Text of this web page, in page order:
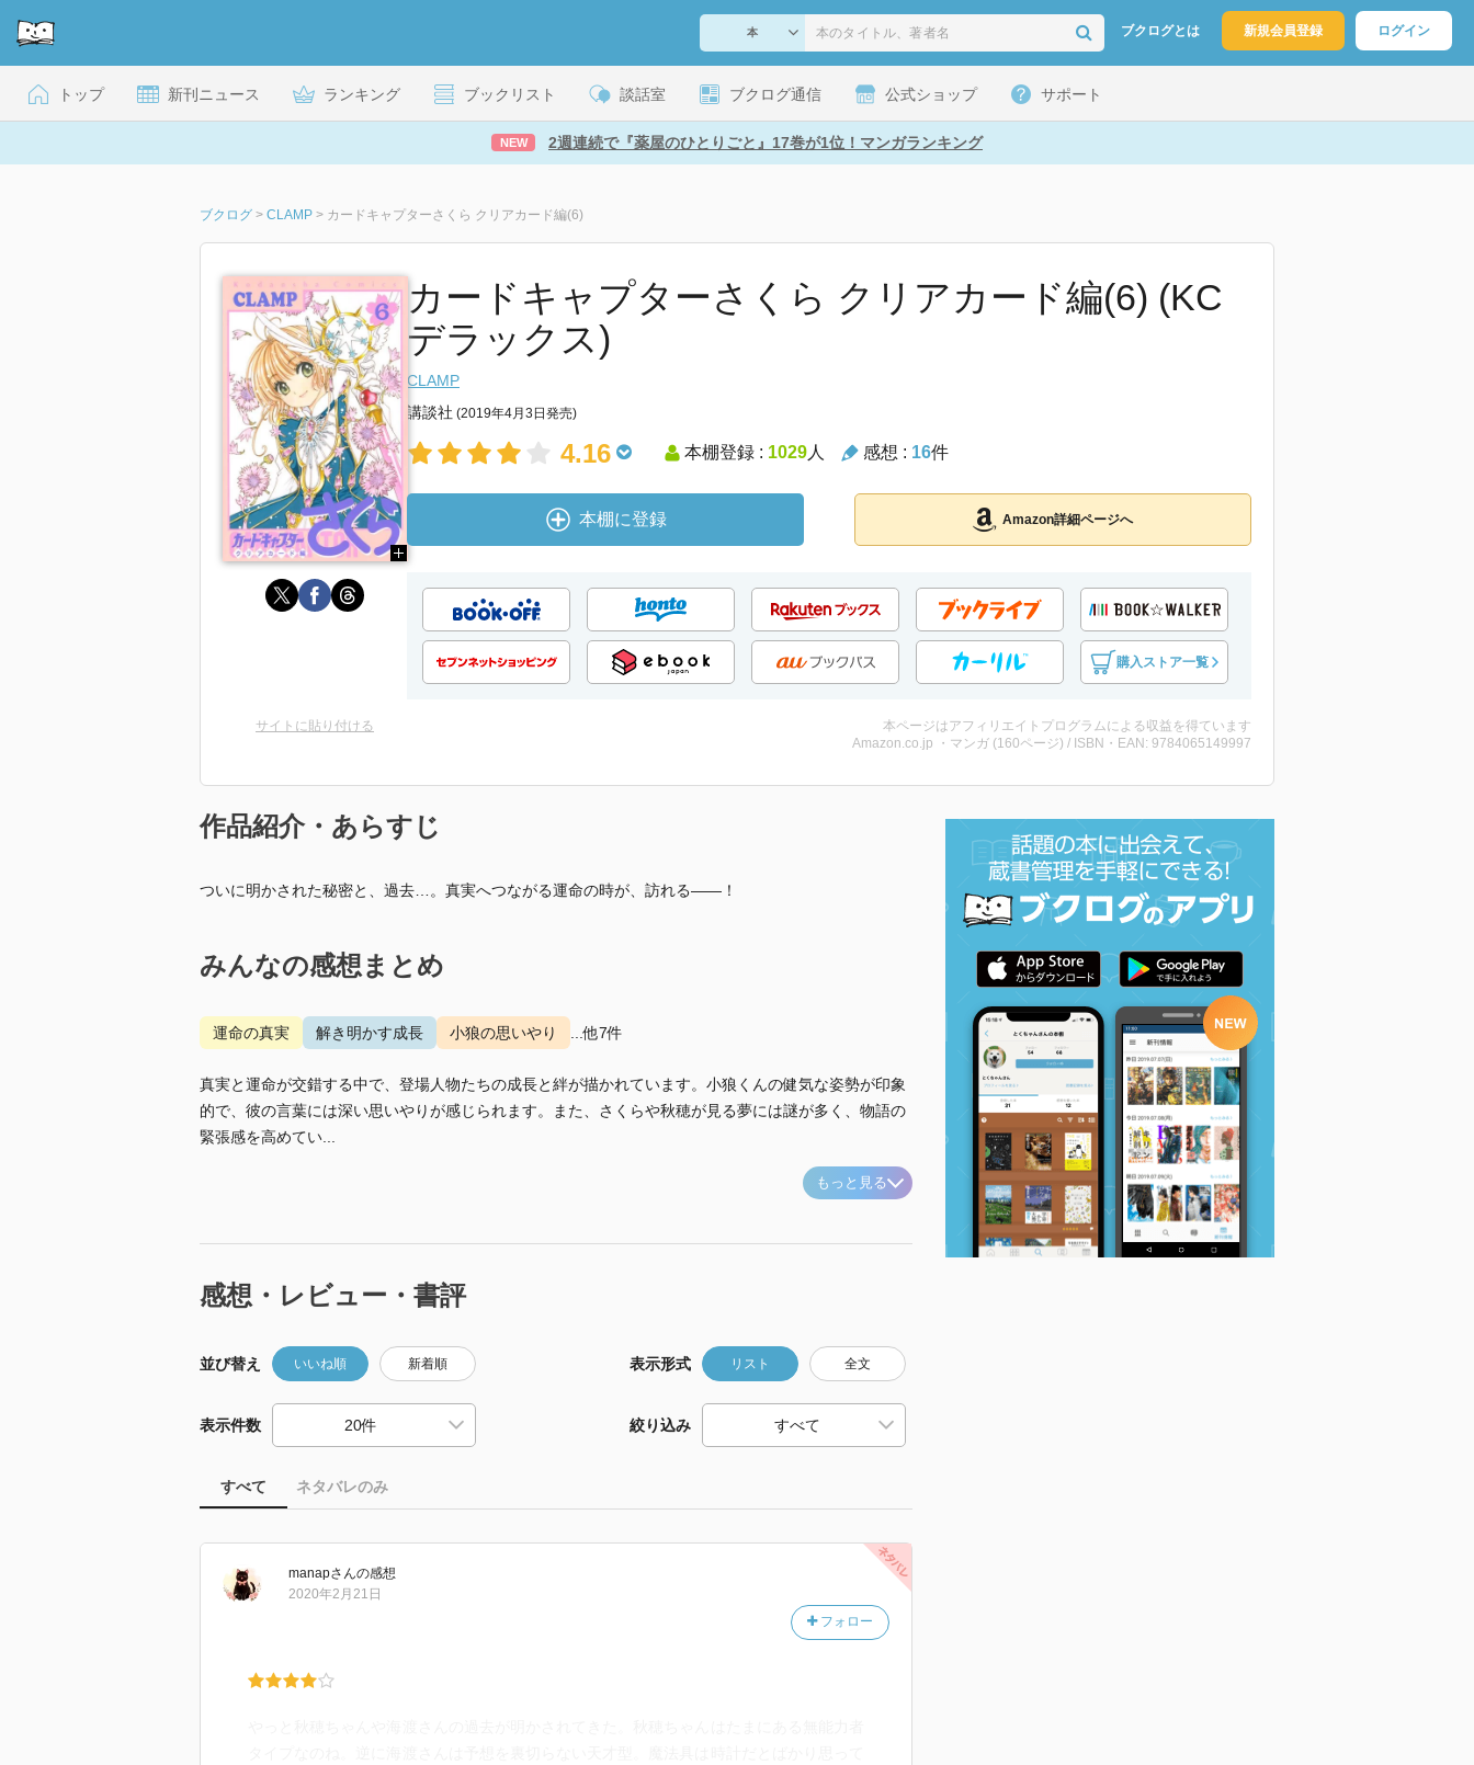
ブクログとは 新規会員登録 ログイン
トップ 新刊ニュース ランキング ブックリスト 談話室 ブクログ通信 公式ショップ サポート
NEW 2週連続で『薬屋のひとりごと』17巻が1位！マンガランキング
ブクログ > CLAMP > カードキャプターさくら クリアカード編(6)
カードキャプターさくら クリアカード編(6) (KC
デラックス)
CLAMP
講談社 (2019年4月3日発売)
4.16 本棚登録 : 1029人 感想 : 16件
本棚に登録 Amazon詳細ページへ
購入ストア一覧
サイトに貼り付ける
本ページはアフィリエイトプログラムによる収益を得ています
Amazon.co.jp ・マンガ (160ページ) / ISBN・EAN: 9784065149997
作品紹介・あらすじ
ついに明かされた秘密と、過去…。真実へつながる運命の時が、訪れる――！
みんなの感想まとめ
運命の真実 解き明かす成長 小狼の思いやり ...他7件
真実と運命が交錯する中で、登場人物たちの成長と絆が描かれています。小狼くんの健気な姿勢が印象
的で、彼の言葉には深い思いやりが感じられます。また、さくらや秋穂が見る夢には謎が多く、物語の
緊張感を高めてい...
もっと見る
感想・レビュー・書評
並び替え いいね順 新着順 表示形式 リスト 全文
表示件数 絞り込み
すべて ネタバレのみ
manapさんの感想
フォロー
2020年2月21日